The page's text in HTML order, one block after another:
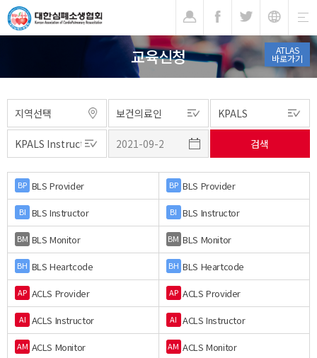
ATLAS
바로가기
교육신청
BP BLS Provider BP BLS Provider
BI BLS Instructor BI BLS Instructor
BM BLS Monitor BM BLS Monitor
BH BLS Heartcode BH BLS Heartcode
AP ACLS Provider AP ACLS Provider
AI ACLS Instructor AI ACLS Instructor
AM ACLS Monitor AM ACLS Monitor